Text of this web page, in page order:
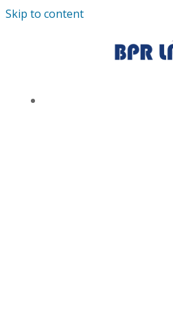
Skip to content